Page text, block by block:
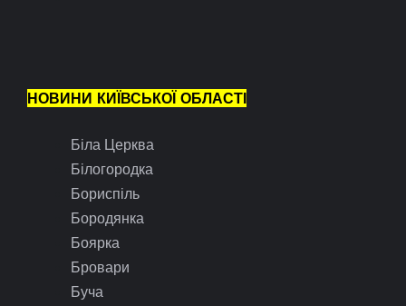
НОВИНИ КИЇВСЬКОЇ ОБЛАСТІ
Біла Церква
Білогородка
Бориспіль
Бородянка
Боярка
Бровари
Буча